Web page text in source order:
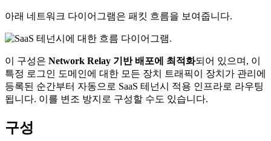
아래 네트워크 다이어그램은 패킷 흐름을 보여줍니다.
이 구성은 Network Relay 기반 배포에 최적화되어 있으며, 이
특정 로그인 도메인에 대한 모든 장치 트래픽이 장치가 관리에
등록된 순간부터 자동으로 SaaS 테넌시 적용 인프라로 라우팅
됩니다. 이를 변조 방지로 구성할 수도 있습니다.
구성